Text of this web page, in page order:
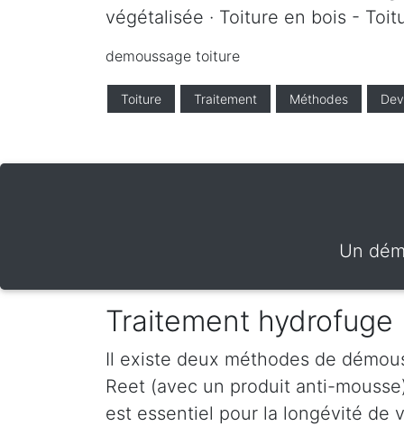
végétalisée · Toiture en bois -
demoussage toiture
Toiture Traitement Méthodes
Un
Traitement hydrofuge
Il existe deux méthodes de
Reet (avec un produit anti-
est essentiel pour la longévité de